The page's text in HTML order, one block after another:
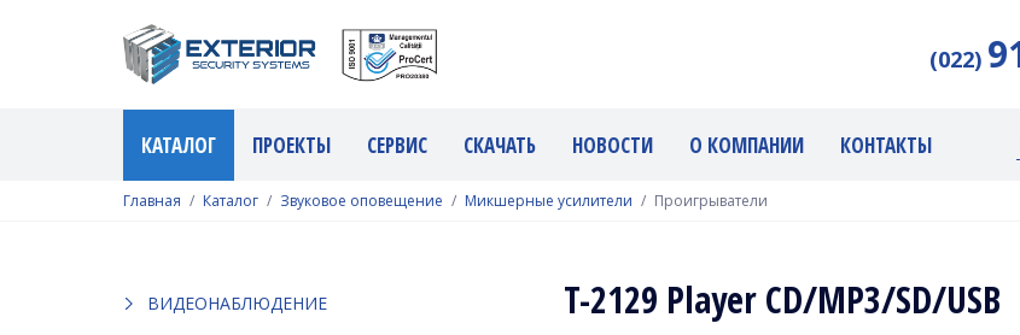
(022)
КАТАЛОГ ПРОЕКТЫ СЕРВИС СКАЧАТЬ НОВОСТИ О КОМПАНИИ КОНТАКТЫ
Главная Каталог Звуковое оповещение Микшерные усилители Проигрыватели
ВИДЕОНАБЛЮДЕНИЕ
T-2129 Player CD/MP3/SD/USB